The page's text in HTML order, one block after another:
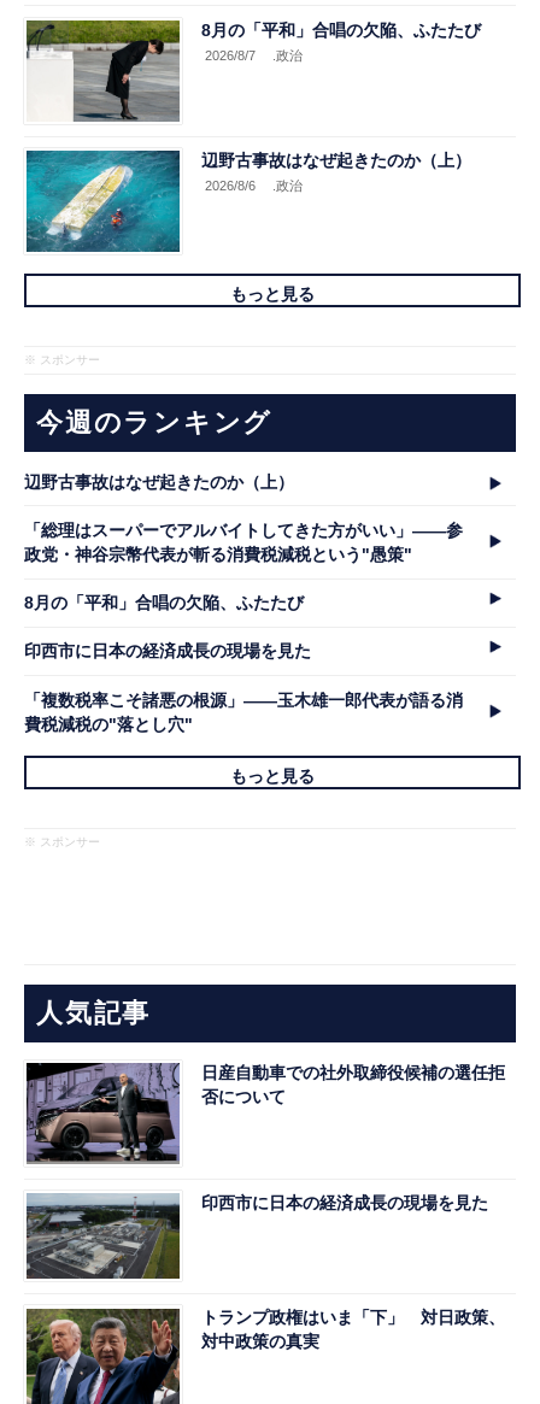
8月の「平和」合唱の欠陥、ふたたび
2026/8/7 .政治
辺野古事故はなぜ起きたのか（上）
2026/8/6 .政治
もっと見る
※ スポンサー
今週のランキング
辺野古事故はなぜ起きたのか（上）
「総理はスーパーでアルバイトしてきた方がいい」――参
政党・神谷宗幣代表が斬る消費税減税という"愚策"
8月の「平和」合唱の欠陥、ふたたび
印西市に日本の経済成長の現場を見た
「複数税率こそ諸悪の根源」――玉木雄一郎代表が語る消
費税減税の"落とし穴"
もっと見る
※ スポンサー
人気記事
日産自動車での社外取締役候補の選任拒
否について
印西市に日本の経済成長の現場を見た
トランプ政権はいま「下」 対日政策、
対中政策の真実